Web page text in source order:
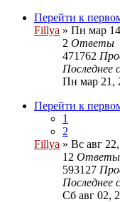
Перейти к
Fillya » Пн мар
2 Ответы
471762
Последнее
Пн мар 21,
Перейти к
1
2
Fillya » Вс авг
12 Ответы
593127
Последнее
Сб авг 02,